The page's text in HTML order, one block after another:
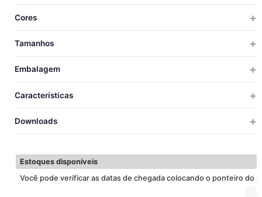
Cores
Tamanhos
TAMANHOS ÚNICA
Embalagem
TAMANHOS
CAIXA
Características
Downloads
Estoques disponíveis
Você pode verificar as datas de chegada colocando o ponteiro do